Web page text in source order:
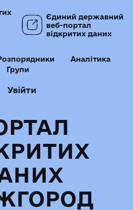
Єдиний державний
веб-портал
відкритих даних
Аналітика
Групи
Увійти